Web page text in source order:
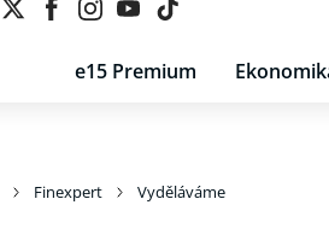
e15 Premium
Finexpert Vyděláváme